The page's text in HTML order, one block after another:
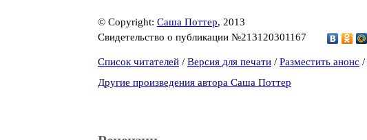
© Copyright: Саша Поттер, 2013
Свидетельство о публикации №213120301167
Список читателей / Версия для печати / Разместить анонс /
Другие произведения автора Саша Поттер